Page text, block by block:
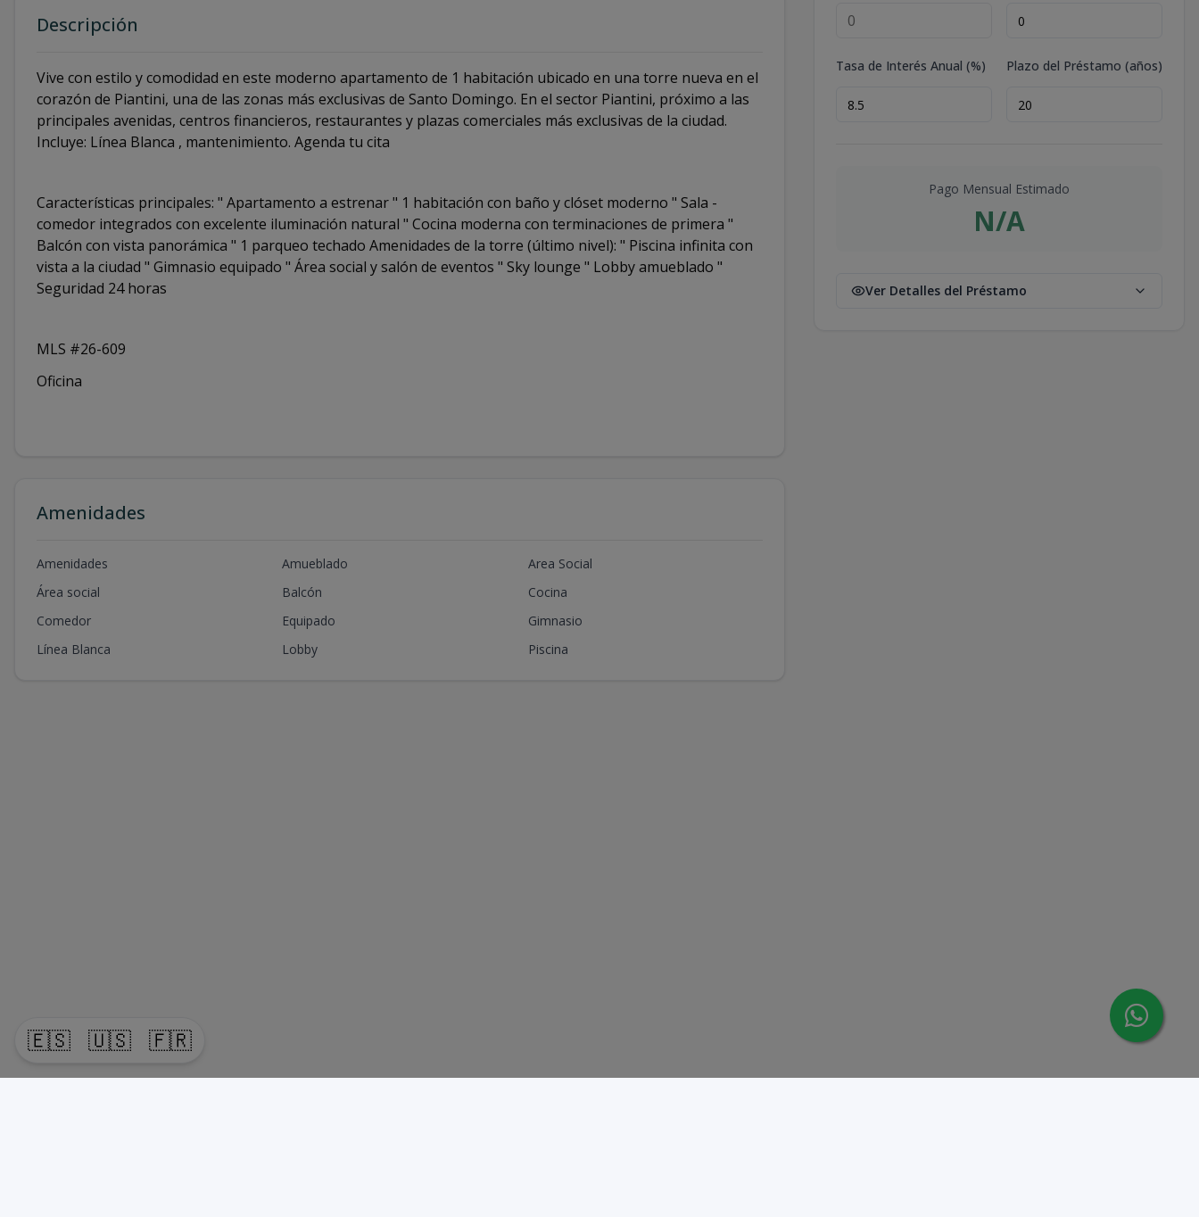
🇪🇸 🇺🇸 🇫🇷
Descripción
Vive con estilo y comodidad en este moderno apartamento de 1 habitación ubicado en una torre nueva en el
corazón de Piantini, una de las zonas más exclusivas de Santo Domingo. En el sector Piantini, próximo a las
principales avenidas, centros financieros, restaurantes y plazas comerciales más exclusivas de la ciudad.
Incluye: Línea Blanca , mantenimiento. Agenda tu cita
Características principales: " Apartamento a estrenar " 1 habitación con baño y clóset moderno " Sala -
comedor integrados con excelente iluminación natural " Cocina moderna con terminaciones de primera "
Balcón con vista panorámica " 1 parqueo techado Amenidades de la torre (último nivel): " Piscina infinita con
vista a la ciudad " Gimnasio equipado " Área social y salón de eventos " Sky lounge " Lobby amueblado "
Seguridad 24 horas
MLS #26-609
Oficina
Amenidades
Amenidades Amueblado
Area Social
Área social
Balcón
Cocina
Comedor
Equipado
Gimnasio
Línea Blanca
Lobby Piscina
Tasa de Interés Anual (%) Plazo del Préstamo (años)
Pago Mensual Estimado
N/A
Ver Detalles del Préstamo